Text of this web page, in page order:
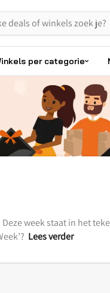
per categorie
week staat in het
Lees verder